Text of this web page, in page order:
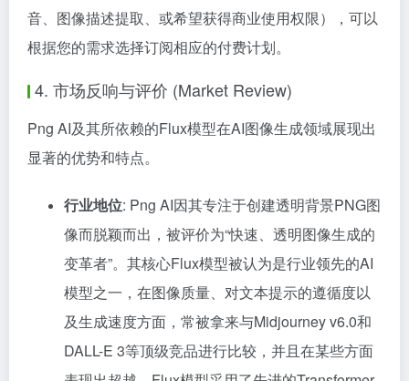
音、图像描述提取、或希望获得商业使用权限），可以
根据您的需求选择订阅相应的付费计划。
4. 市场反响与评价 (Market Review)
Png AI及其所依赖的Flux模型在AI图像生成领域展现出
显著的优势和特点。
行业地位: Png AI因其专注于创建透明背景PNG图
像而脱颖而出，被评价为“快速、透明图像生成的
变革者”。其核心Flux模型被认为是行业领先的AI
模型之一，在图像质量、对文本提示的遵循度以
及生成速度方面，常被拿来与Midjourney v6.0和
DALL-E 3等顶级竞品进行比较，并且在某些方面